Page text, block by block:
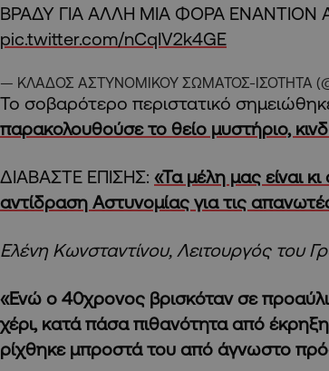
ΒΡΑΔΥ ΓΙΑ ΑΛΛΗ ΜΙΑ ΦΟΡΑ
pic.twitter.com/nCqIV2k4GE
— ΚΛΑΔΟΣ ΑΣΤΥΝΟΜΙΚΟΥ ΣΩΜΑΤΟΣ-ΙΣΟΤΗΤΑ
Το σοβαρότερο περιστατικό
παρακολουθούσε το θείο μυστήριο,
ΔΙΑΒΑΣΤΕ ΕΠΙΣΗΣ: «Τα μέλη μας είναι
αντίδραση Αστυνομίας για τις
Ελένη Κωνσταντίνου, Λειτουργός του
«Ενώ ο 40χρονος βρισκόταν σε
χέρι, κατά πάσα πιθανότητα από
ρίχθηκε μπροστά του από άγνωστο